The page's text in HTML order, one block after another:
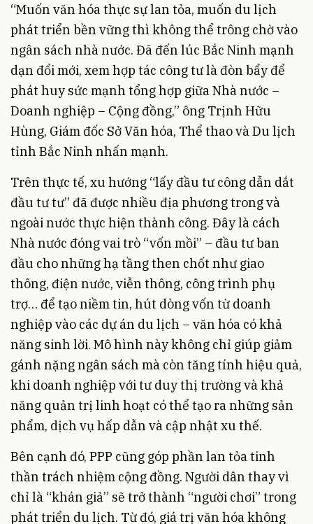
“Muốn văn hóa thực sự lan tỏa, muốn du lịch
phát triển bền vững thì không thể trông chờ vào
ngân sách nhà nước. Đã đến lúc Bắc Ninh mạnh
dạn đổi mới, xem hợp tác công tư là đòn bẩy để
phát huy sức mạnh tổng hợp giữa Nhà nước –
Doanh nghiệp – Cộng đồng,” ông Trịnh Hữu
Hùng, Giám đốc Sở Văn hóa, Thể thao và Du lịch
tỉnh Bắc Ninh nhấn mạnh.
Trên thực tế, xu hướng “lấy đầu tư công dẫn dắt
đầu tư tư” đã được nhiều địa phương trong và
ngoài nước thực hiện thành công. Đây là cách
Nhà nước đóng vai trò “vốn mồi” – đầu tư ban
đầu cho những hạ tầng then chốt như giao
thông, điện nước, viễn thông, công trình phụ
trợ… để tạo niềm tin, hút dòng vốn từ doanh
nghiệp vào các dự án du lịch – văn hóa có khả
năng sinh lời. Mô hình này không chỉ giúp giảm
gánh nặng ngân sách mà còn tăng tính hiệu quả,
khi doanh nghiệp với tư duy thị trường và khả
năng quản trị linh hoạt có thể tạo ra những sản
phẩm, dịch vụ hấp dẫn và cập nhật xu thế.
Bên cạnh đó, PPP cũng góp phần lan tỏa tinh
thần trách nhiệm cộng đồng. Người dân thay vì
chỉ là “khán giả” sẽ trở thành “người chơi” trong
phát triển du lịch. Từ đó, giá trị văn hóa không